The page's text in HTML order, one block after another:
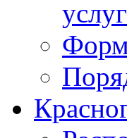
услуг